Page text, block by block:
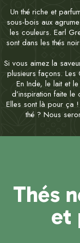
Un thé riche et
sous-bois aux
les couleurs. Earl
sont dans les thés
Si vous aimez la
plusieurs façons.
En Inde, le lait et
d’inspiration faite le
Elles sont là pour ça !
thé ? Nous
Thés
et